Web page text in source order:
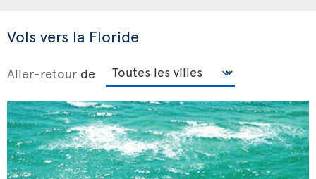
Vols vers la Floride
Aller-retour de